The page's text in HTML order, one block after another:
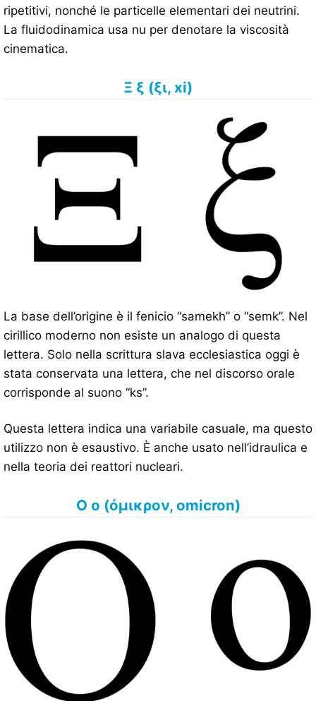
ripetitivi, nonché le particelle elementari dei neutrini.
La fluidodinamica usa nu per denotare la viscosità
cinematica.
Ξ ξ (ξι, xi)
La base dell’origine è il fenicio “samekh” o “semk”. Nel
cirillico moderno non esiste un analogo di questa
lettera. Solo nella scrittura slava ecclesiastica oggi è
stata conservata una lettera, che nel discorso orale
corrisponde al suono “ks”.
Questa lettera indica una variabile casuale, ma questo
utilizzo non è esaustivo. È anche usato nell’idraulica e
nella teoria dei reattori nucleari.
Ο ο (όμικρον, omicron)